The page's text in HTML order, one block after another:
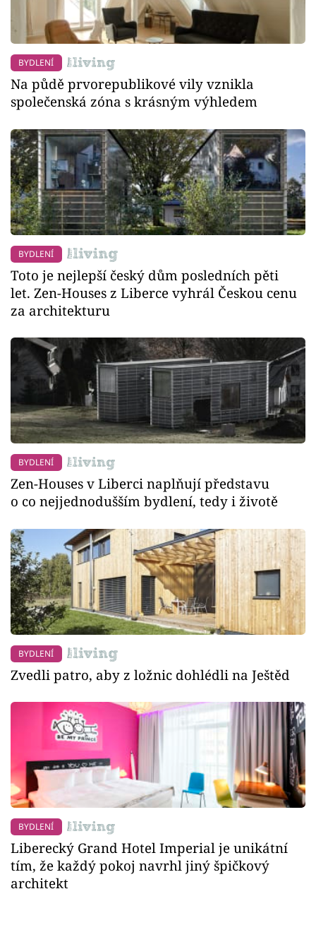
BYDLENÍ
Na půdě prvorepublikové vily vznikla
společenská zóna s krásným výhledem
BYDLENÍ
Toto je nejlepší český dům posledních pěti
let. Zen-Houses z Liberce vyhrál Českou cenu
za architekturu
BYDLENÍ
Zen-Houses v Liberci naplňují představu
o co nejjednodušším bydlení, tedy i životě
BYDLENÍ
Zvedli patro, aby z ložnic dohlédli na Ještěd
BYDLENÍ
Liberecký Grand Hotel Imperial je unikátní
tím, že každý pokoj navrhl jiný špičkový
architekt